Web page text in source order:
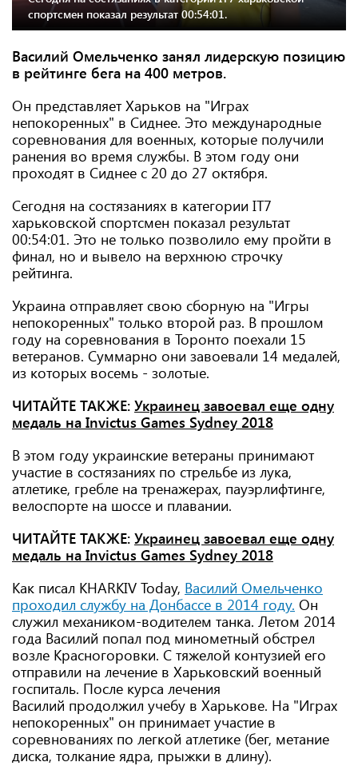
спортсмен показал результат 00:54:01.
Василий Омельченко занял лидерскую позицию
в рейтинге бега на 400 метров.
Он представляет Харьков на "Играх
непокоренных" в Сиднее. Это международные
соревнования для военных, которые получили
ранения во время службы. В этом году они
проходят в Сиднее с 20 до 27 октября.
Сегодня на состязаниях в категории IT7
харьковской спортсмен показал результат
00:54:01. Это не только позволило ему пройти в
финал, но и вывело на верхнюю строчку
рейтинга.
Украина отправляет свою сборную на "Игры
непокоренных" только второй раз. В прошлом
году на соревнования в Торонто поехали 15
ветеранов. Суммарно они завоевали 14 медалей,
из которых восемь - золотые.
ЧИТАЙТЕ ТАКЖЕ: Украинец завоевал еще одну
медаль на Invictus Games Sydney 2018
В этом году украинские ветераны принимают
участие в состязаниях по стрельбе из лука,
атлетике, гребле на тренажерах, пауэрлифтинге,
велоспорте на шоссе и плавании.
ЧИТАЙТЕ ТАКЖЕ: Украинец завоевал еще одну
медаль на Invictus Games Sydney 2018
Как писал KHARKIV Today, Василий Омельченко
проходил службу на Донбассе в 2014 году. Он
служил механиком-водителем танка. Летом 2014
года Василий попал под минометный обстрел
возле Красногоровки. С тяжелой контузией его
отправили на лечение в Харьковский военный
госпиталь. После курса лечения
Василий продолжил учебу в Харькове. На "Играх
непокоренных" он принимает участие в
соревнованиях по легкой атлетике (бег, метание
диска, толкание ядра, прыжки в длину).